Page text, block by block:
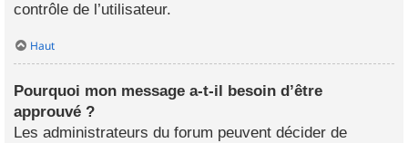
contrôle de l’utilisateur.
Haut
Pourquoi mon message a-t-il besoin d’être
approuvé ?
Les administrateurs du forum peuvent décider de